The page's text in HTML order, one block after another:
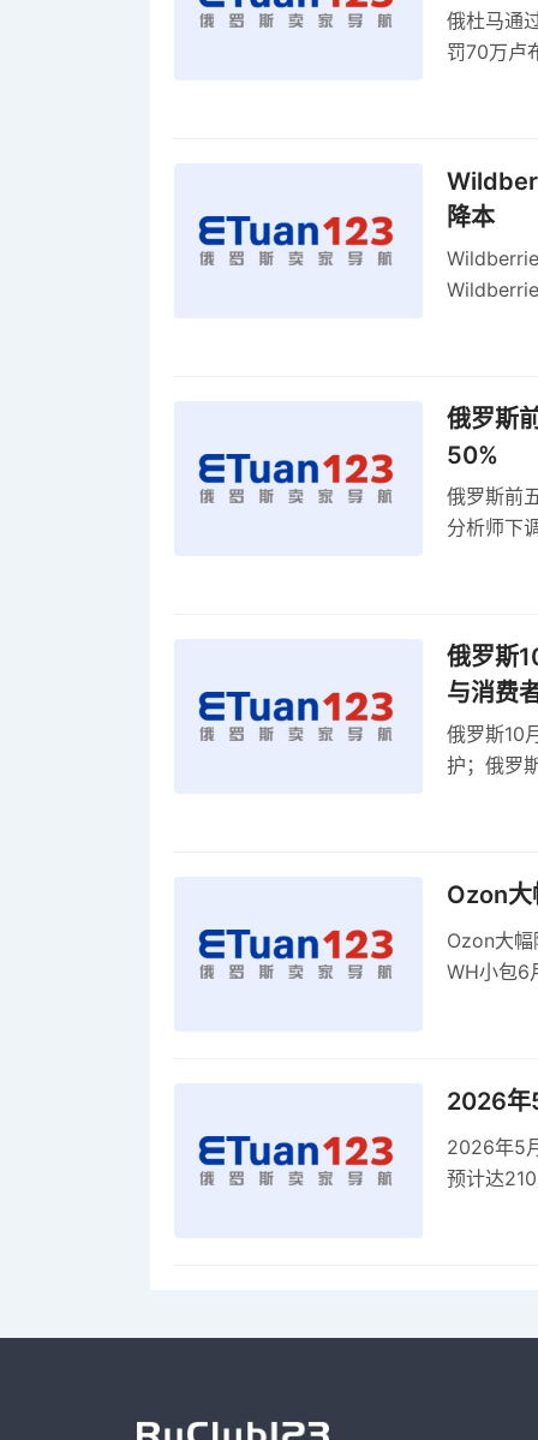
俄杜马通
罚70万卢
降本
俄罗斯
50%
俄罗斯前
分析师下
俄罗斯
与消费
俄罗斯10
护；俄罗
Ozon大
Ozon大
WH小包6
2026年
2026年5
预计达